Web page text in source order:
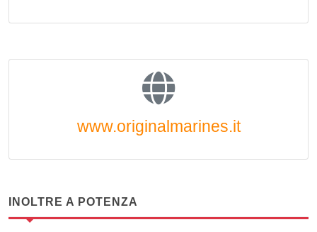
www.originalmarines.it
INOLTRE A POTENZA